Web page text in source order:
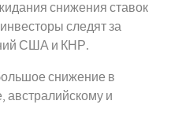
снижения ставок
следят за
США и КНР.
снижение в
австралийскому и